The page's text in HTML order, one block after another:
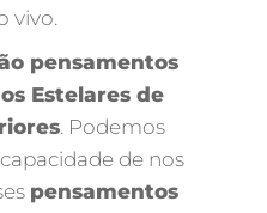
vivo.
pensamentos
Estelares de
. Podemos
de nos
pensamentos